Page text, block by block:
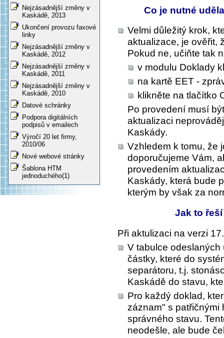
Nejzásadnější změny v
Kaskádě, 2013
Ukončení provozu faxové
linky
Nejzásadnější změny v
Kaskádě, 2012
Nejzásadnější změny v
Kaskádě, 2011
Nejzásadnější změny v
Kaskádě, 2010
Datové schránky
Podpora digitálních
podpisů v emailech
Výročí 20 let firmy,
2010/06
Nové webové stránky
Šablona HTM
jednoduchého(1)
Co je nutné
Velmi důležitý krok,
aktualizace, je ověřit,
Pokud ne, učiňte tak
v modulu Doklady
na kartě EET -
klikněte na tlačítko
Po provedení musí
aktualizaci
Kaskády.
Vzhledem k tomu, že
doporučujeme Vám,
provedením
Kaskády, která bude
kterým by však za
Jak to
Při aktulizaci na verzi
V tabulce
částky, které do
separátoru, t.j.
Kaskádě do stavu,
Pro každý doklad,
záznam" s patřičnými
správného stavu.
neodešle, ale bude